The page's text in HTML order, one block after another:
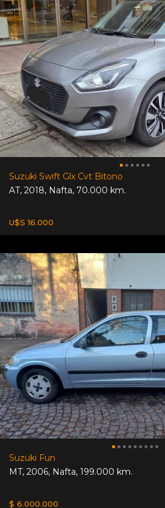
Suzuki Swift Glx Cvt Bitono
AT, 2018, Nafta, 70.000 km.
U$S 16.000
Suzuki Fun
MT, 2006, Nafta, 199.000 km.
$ 6.000.000